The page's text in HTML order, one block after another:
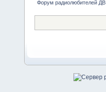
Форум радиолюбителей ДВ